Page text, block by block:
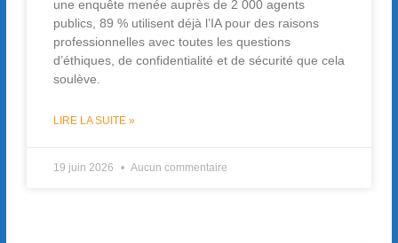
une enquête menée auprès de 2 000 agents
publics, 89 % utilisent déjà l’IA pour des raisons
professionnelles avec toutes les questions
d’éthiques, de confidentialité et de sécurité que cela
soulève.
LIRE LA SUITE »
19 juin 2026 Aucun commentaire